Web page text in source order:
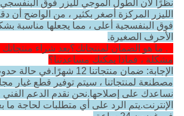
نظرًا لأن الطول الموجي لليزر فوق
الليزر المركزة أصغر بكثير ، من الواضح أن
فوق البنفسجية أعلى ، مما يجعلها مناسبة
الأحرف الصغيرة.
6. ما هو الضمان لمنتجاتك؟بعد شراء
مشكلة ، فماذا يمكنك مساعدتنا؟
الإجابة: ضمان منتجاتنا 12
مصطنعة لمنتجاتنا ، سيتم توفير قطع غيار
نساعدك على إصلاحها.نحن نقدم الدعم الفني
الإنترنت.يتم الرد على أي متطلبات لحاجة ما